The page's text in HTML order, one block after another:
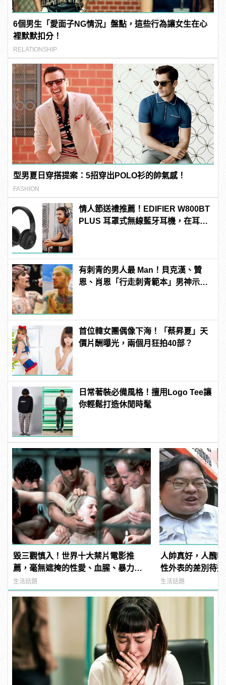
6個男生「愛面子NG情況」盤點，這些行為讓女生在心
裡默默扣分！
RELATIONSHIP
型男夏日穿搭提案：5招穿出POLO衫的帥氣感！
FASHION
情人節送禮推薦！EDIFIER W800BT
PLUS 耳罩式無線藍牙耳機，在耳邊
有刺青的男人最 Man！貝克漢、贊
恩、肖恩「行走刺青範本」男神示
首位韓女團偶像下海！「蔡昇夏」天
價片酬曝光，兩個月狂拍40部？
日常著裝必備風格！擅用Logo Tee讓
你輕鬆打造休閒時髦
毀三觀慎入！世界十大禁片電影推
薦，毫無遮掩的性愛、血腥、暴力、
噁心到極致！ | manfashion這樣變型
男
生活話題
人帥真好，人醜
性外表的差別待
生活話題